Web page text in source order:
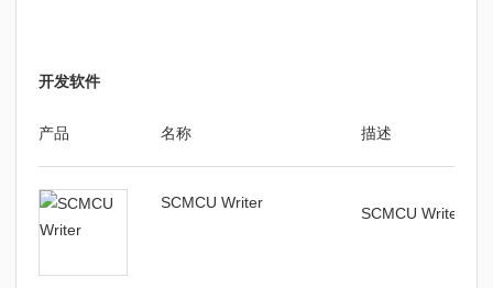
开发软件
产品 名称 描述
SCMCU Writer
SCMCU Writer烧